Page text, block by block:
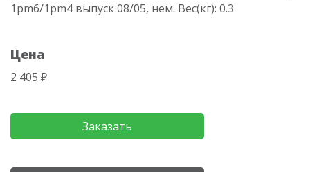
1pm6/1pm4 выпуск 08/05, нем. Вес(кг): 0.3
Цена
2 405 ₽
Заказать